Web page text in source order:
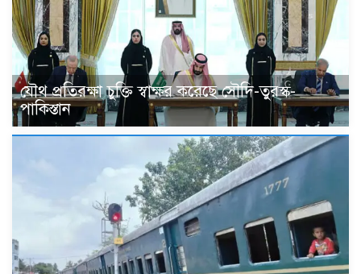
যৌথ প্রতিরক্ষা চুক্তি স্বাক্ষর করেছে সৌদি-তুরস্ক-
পাকিস্তান